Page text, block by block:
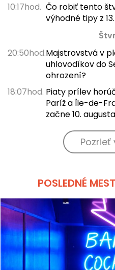
10:17hod. Čo robiť tento
výhodné tipy z
20:50hod.Majstrovstvá v
uhlovodíkov do
ohrození?
18:07hod. Piaty prílev
Paríž a Île-de-
začne 10.
Pozrieť
POSLEDNÉ